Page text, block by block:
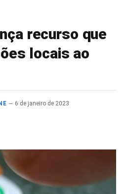
recurso que
locais ao
6 de janeiro de 2023